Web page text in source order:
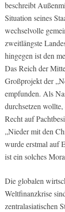
beschreibt
Situation seines
wechselvolle
zweitlängste
hingegen ist den
Das Reich der
Großprojekt der
empfunden. Als
durchsetzen
Recht auf
„Nieder mit den
wurde erstmal auf
ist ein solches
Die globalen
Weltfinanzkrise
zentralasiatischen